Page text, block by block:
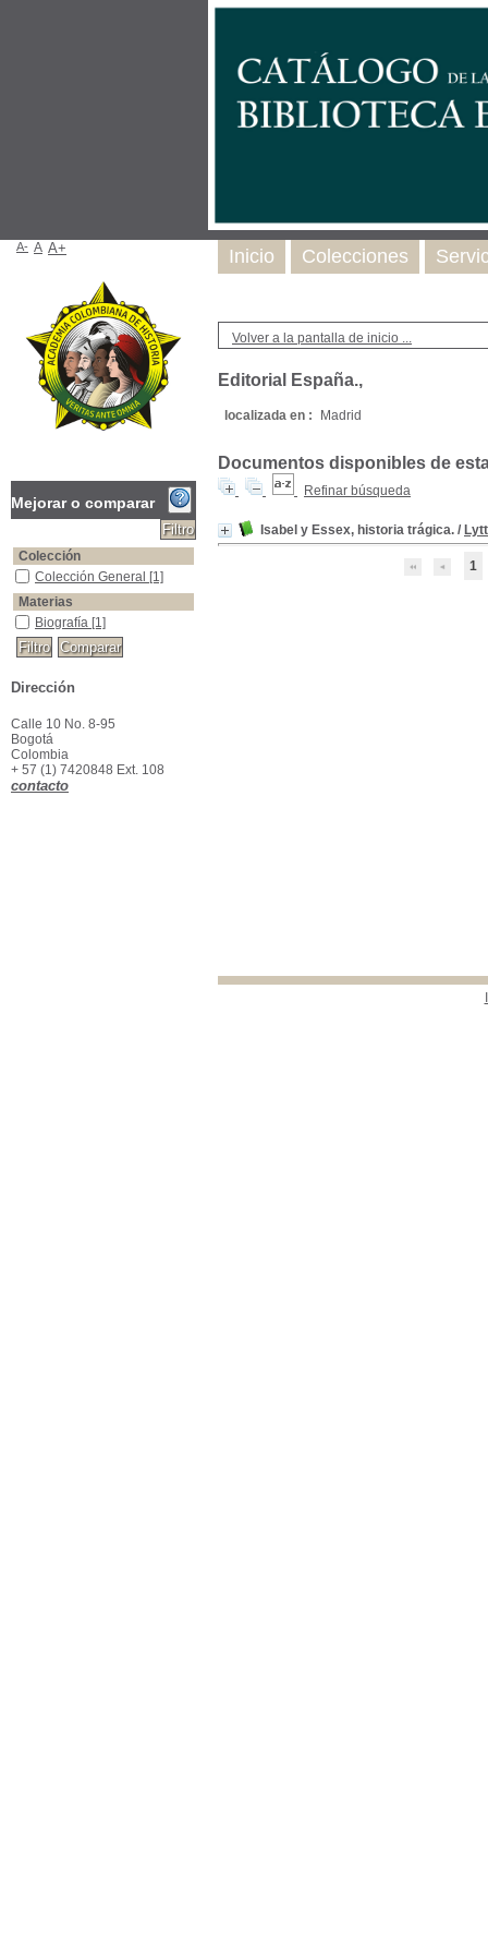
Volver a la pantalla de inicio ...
Editorial España.,
localizada en : Madrid
Documentos disponibles de
Refinar búsqueda
Isabel y Essex, historia trágica. /
1
Inicio Colecciones
A- A A+
Mejorar o comparar
Colección
Colección General
Colección General [1]
Materias
Biografía
Biografía [1]
Dirección
Calle 10 No. 8-95
Bogotá
Colombia
+ 57 (1) 7420848 Ext. 108
contacto